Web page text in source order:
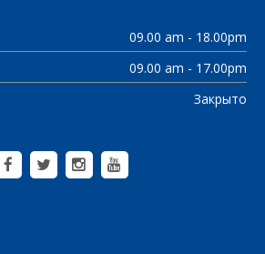
09.00 am - 18.00pm
09.00 am - 17.00pm
Закрыто